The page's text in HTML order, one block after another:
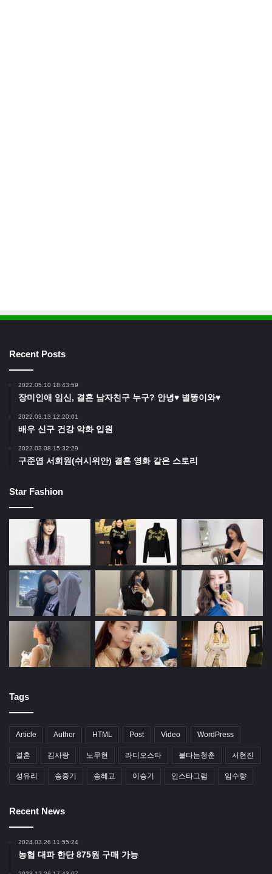
Recent Posts
2022.05.10 18:43:59
장미인애 임신, 결혼 남자친구 누구? 안녕♥ 별똥이와♥
2022.03.13 12:20:01
배우 신구 건강 악화 입원
2022.03.08 15:32:29
구준엽 서희원(쉬시위안) 결혼 영화 같은 스토리
Star Fashion
Tags
Article Author HTML Post Video WordPress
결혼 김사랑 노무현 라디오스타 불타는청춘 서현진
성유리 송중기 송혜교 이승기 인스타그램 임수향
Recent News
2024.03.26 11:55:24
농협 대파 한단 875원 구매 가능